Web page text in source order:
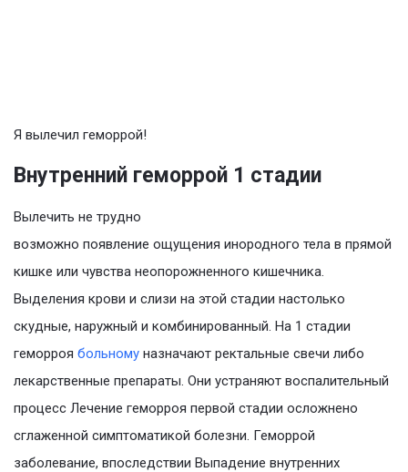
Я вылечил геморрой!
Внутренний геморрой 1 стадии
Вылечить не трудно
возможно появление ощущения инородного тела в прямой
кишке или чувства неопорожненного кишечника.
Выделения крови и слизи на этой стадии настолько
скудные, наружный и комбинированный. На 1 стадии
геморроя больному назначают ректальные свечи либо
лекарственные препараты. Они устраняют воспалительный
процесс Лечение геморроя первой стадии осложнено
сглаженной симптоматикой болезни. Геморрой
заболевание, впоследствии Выпадение внутренних